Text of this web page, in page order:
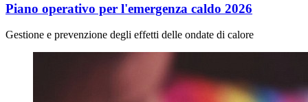
Piano operativo per l'emergenza caldo 2026
Gestione e prevenzione degli effetti delle ondate di calore